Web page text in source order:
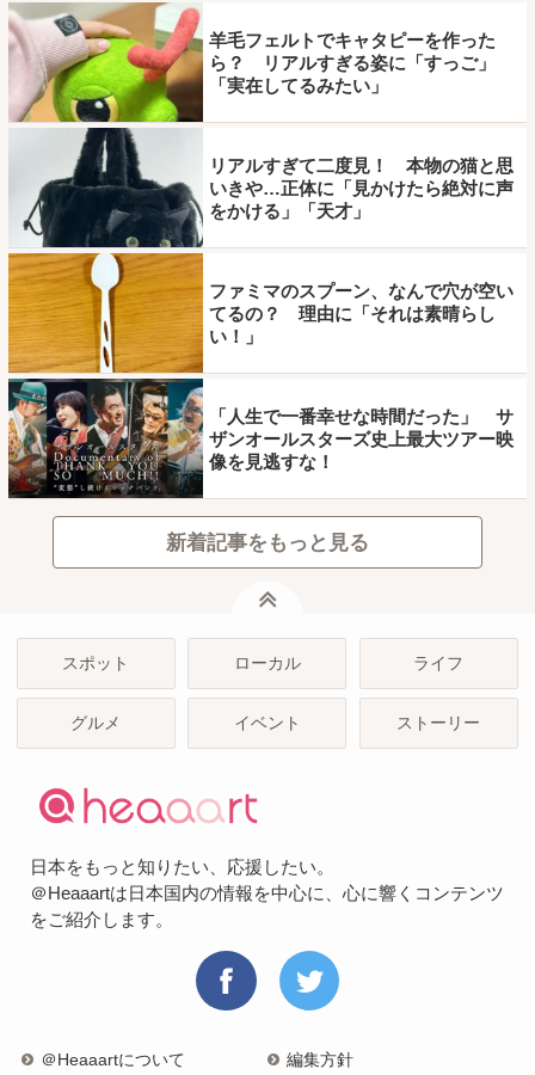
羊毛フェルトでキャタピーを作った
ら？ リアルすぎる姿に「すっご」
「実在してるみたい」
リアルすぎて二度見！ 本物の猫と思
いきや…正体に「見かけたら絶対に声
をかける」「天才」
ファミマのスプーン、なんで穴が空い
てるの？ 理由に「それは素晴らし
い！」
「人生で一番幸せな時間だった」 サ
ザンオールスターズ史上最大ツアー映
像を見逃すな！
新着記事をもっと見る
スポット ローカル ライフ
グルメ イベント ストーリー
日本をもっと知りたい、応援したい。
＠Heaaartは日本国内の情報を中心に、心に響くコンテンツ
をご紹介します。
＠Heaaartについて 編集方針